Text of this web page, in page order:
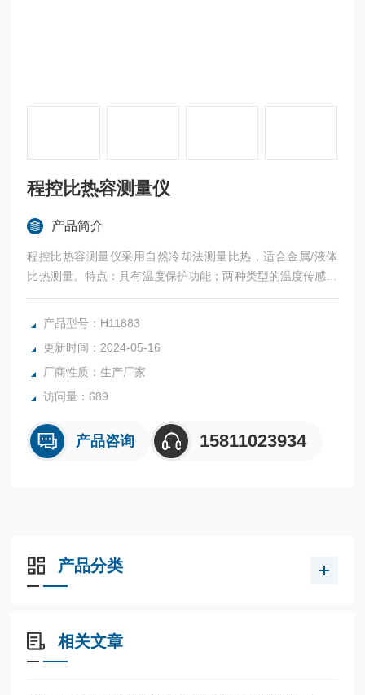
程控比热容测量仪
产品简介
程控比热容测量仪采用自然冷却法测量比热，适合金属/液体
比热测量。特点：具有温度保护功能；两种类型的温度传感器
测量；仪器内含微处理器；具有电脑接口；新的机械传动设
计，操作更方便；控制软件功能*。
产品型号：H11883
更新时间：2024-05-16
厂商性质：生产厂家
访问量：689
产品咨询 15811023934
产品分类
相关文章